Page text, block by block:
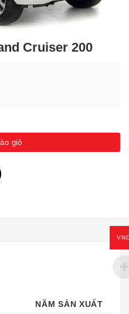
Cruiser 200
số lượng
giỏ
NĂM SẢN XUẤT